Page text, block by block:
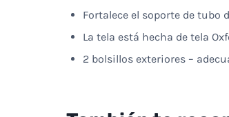
Fortalece el soporte de tubo
La tela está hecha de tela
2 bolsillos exteriores –